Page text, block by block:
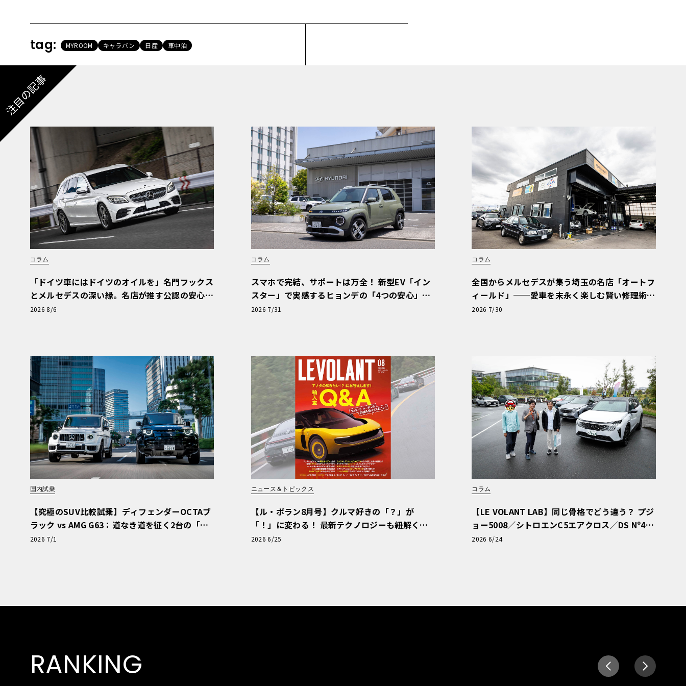
tag: MYROOM キャラバン 日産 車中泊
注目の記事
コラム
「ドイツ車にはドイツのオイルを」名門フックス
とメルセデスの深い縁。名店が推す公認の安心
と、Cクラスで味わうシルキーな走り〈PR〉
2026 8/6
コラム
スマホで完結、サポートは万全！ 新型EV「イン
スター」で実感するヒョンデの「4つの安心」
【第1回・ヒョンデ6つの疑問：Why? Hyunda
2026 7/31
コラム
全国からメルセデスが集う埼玉の名店「オートフ
ィールド」──愛車を末永く楽しむ賢い修理術
と、プロがフックス製オイルを選ぶ理由〈PR〉
2026 7/30
国内試乗
【究極のSUV比較試乗】ディフェンダーOCTAブ
ラック vs AMG G63：道なき道を征く2台の「対
極的アプローチ」
2026 7/1
ニュース＆トピックス
【ル・ボラン8月号】クルマ好きの「？」が
「！」に変わる！ 最新テクノロジーも紐解く
「輸入車Q&A」
2026 6/25
コラム
【LE VOLANT LAB】同じ骨格でどう違う？ プジ
ョー5008／シトロエンC5エアクロス／DS Nº4
読者一気乗りレポート
2026 6/24
RANKING